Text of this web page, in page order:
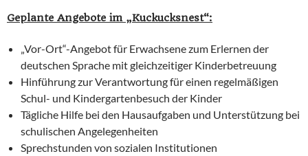
Geplante Angebote im „Kuckucksnest“:
„Vor-Ort“-Angebot für Erwachsene zum Erlernen der
deutschen Sprache mit gleichzeitiger Kinderbetreuung
Hinführung zur Verantwortung für einen regelmäßigen
Schul- und Kindergartenbesuch der Kinder
Tägliche Hilfe bei den Hausaufgaben und Unterstützung bei
schulischen Angelegenheiten
Sprechstunden von sozialen Institutionen